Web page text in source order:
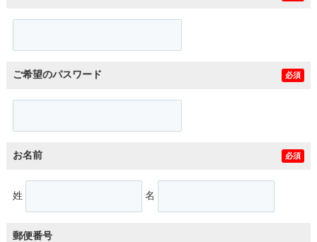
ご希望のパスワード 必須
お名前 必須
姓 名
郵便番号